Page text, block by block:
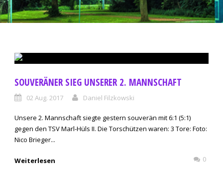
SOUVERÄNER SIEG UNSERER 2. MANNSCHAFT
02 Aug. 2017 Daniel Filzkowski
Unsere 2. Mannschaft siegte gestern souverän mit 6:1 (5:1)
gegen den TSV Marl-Hüls II. Die Torschützen waren: 3 Tore: Foto:
Nico Brieger...
Weiterlesen 0